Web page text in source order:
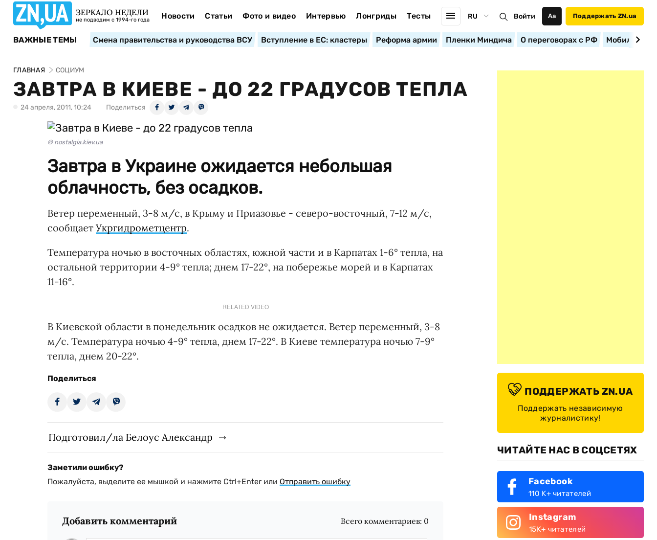
ЗЕРКАЛО НЕДЕЛИ
не подводим с 1994-го года Новости Статьи Фото и видео Интервью Лонгриды Тесты RU Войти Аа Поддержать ZN.ua
ВАЖНЫЕ ТЕМЫ Смена правительства и руководства ВСУ Вступление в ЕС: кластеры Реформа армии Пленки Миндича О переговорах с РФ
ГЛАВНАЯ СОЦИУМ
ЗАВТРА В КИЕВЕ - ДО 22 ГРАДУСОВ ТЕПЛА
24 апреля, 2011, 10:24 Поделиться
© nostalgia.kiev.ua
Завтра в Украине ожидается небольшая
облачность, без осадков.
Ветер переменный, 3-8 м/с, в Крыму и Приазовье - северо-восточный, 7-12 м/с,
сообщает Укргидрометцентр.
Температура ночью в восточных областях, южной части и в Карпатах 1-6° тепла, на
остальной территории 4-9° тепла; днем 17-22°, на побережье морей и в Карпатах
11-16°.
RELATED VIDEO
В Киевской области в понедельник осадков не ожидается. Ветер переменный, 3-8
м/с. Температура ночью 4-9° тепла, днем 17-22°. В Киеве температура ночью 7-9°
тепла, днем 20-22°.
Поделиться
Подготовил/ла Белоус Александр
Заметили ошибку?
Пожалуйста, выделите ее мышкой и нажмите Ctrl+Enter или Отправить ошибку
Добавить комментарий Всего комментариев: 0
ПОДДЕРЖАТЬ ZN.UA
Поддержать независимую
журналистику!
ЧИТАЙТЕ НАС В СОЦСЕТЯХ
Facebook
110 K+ читателей
Instagram
15K+ читателей